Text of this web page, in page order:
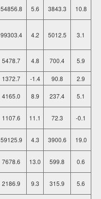
54856.8 5.6 3843.3 10.8
99303.4 4.2 5012.5 3.1
5478.7 4.8 700.4 5.9
1372.7 -1.4 90.8
2.9
4165.0 8.9 237.4 5.1
1107.6 11.1 72.3 -0.1
59125.9 4.3 3900.6 19.0
7678.6 13.0 599.8 0.6
2186.9 9.3 315.9 5.6